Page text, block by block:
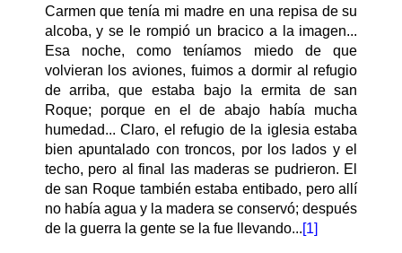
Carmen que tenía mi madre en una repisa de su
alcoba, y se le rompió un bracico a la imagen...
Esa noche, como teníamos miedo de que
volvieran los aviones, fuimos a dormir al refugio
de arriba, que estaba bajo la ermita de san
Roque; porque en el de abajo había mucha
humedad... Claro, el refugio de la iglesia estaba
bien apuntalado con troncos, por los lados y el
techo, pero al final las maderas se pudrieron. El
de san Roque también estaba entibado, pero allí
no había agua y la madera se conservó; después
de la guerra la gente se la fue llevando...[1]